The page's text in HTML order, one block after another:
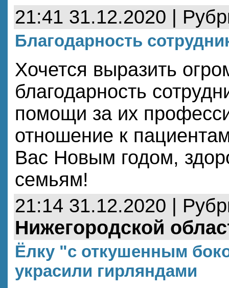
21:41 31.12.2020 |
Благодарность
Хочется выразить
благодарность
помощи за их
отношение к
Вас Новым годом,
семьям!
21:14 31.12.2020 |
Нижегородской
Ёлку "с откушенным
украсили гирляндами